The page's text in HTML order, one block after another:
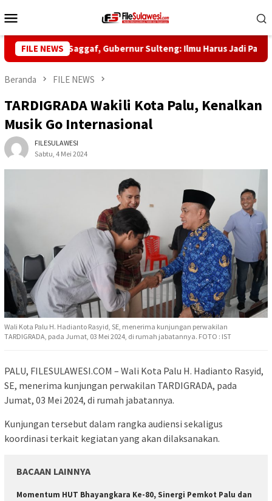
ke
Mobile
FILE NEWS
5 Habib Saggaf, Gubernur Sulteng: Ilmu Harus Jadi Panglima
Beranda FILE NEWS
TARDIGRADA Wakili Kota Palu, Kenalkan
Musik Go Internasional
FILESULAWESI
Sabtu, 4 Mei 2024
Wali Kota Palu H. Hadianto Rasyid, SE, menerima kunjungan perwakilan
TARDIGRADA, pada Jumat, 03 Mei 2024, di rumah jabatannya. FOTO : IST
PALU, FILESULAWESI.COM – Wali Kota Palu H. Hadianto Rasyid,
SE, menerima kunjungan perwakilan TARDIGRADA, pada
Jumat, 03 Mei 2024, di rumah jabatannya.
Kunjungan tersebut dalam rangka audiensi sekaligus
koordinasi terkait kegiatan yang akan dilaksanakan.
BACAAN LAINNYA
Momentum HUT Bhayangkara Ke-80, Sinergi Pemkot Palu dan